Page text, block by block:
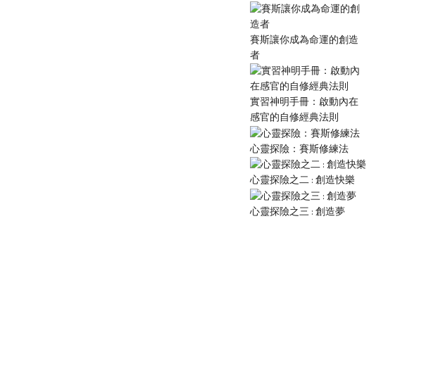
賽斯讓你成為命運的創造
者
實習神明手冊：啟動內在
感官的自修經典法則
心靈探險：賽斯修練法
心靈探險之二 : 創造快樂
心靈探險之三 : 創造夢